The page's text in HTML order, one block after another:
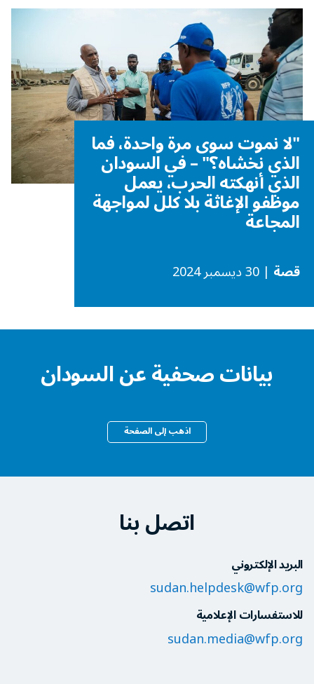
"لا نموت سوى مرة واحدة، فما
الذي نخشاه؟" – في السودان
الذي أنهكته الحرب، يعمل
موظفو الإغاثة بلا كلل لمواجهة
المجاعة
قصة | 30 ديسمبر 2024
بيانات صحفية عن السودان
اذهب إلى الصفحة
اتصل بنا
البريد الإلكتروني
sudan.helpdesk@wfp.org
للاستفسارات الإعلامية
sudan.media@wfp.org